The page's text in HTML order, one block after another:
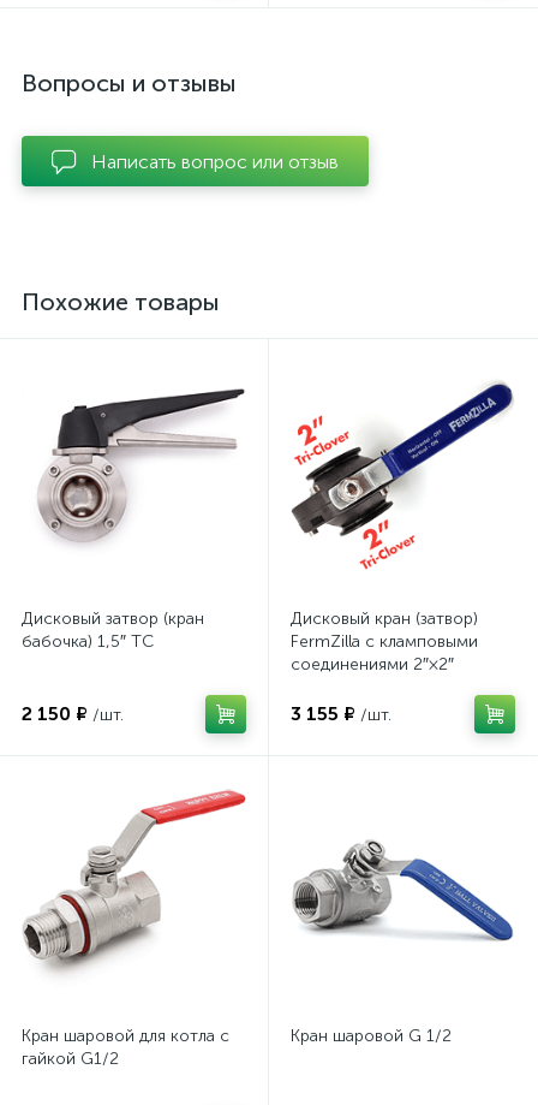
Вопросы и отзывы
Написать вопрос или отзыв
Похожие товары
Дисковый затвор (кран
бабочка) 1,5″ TC
2 150 ₽ /шт.
Дисковый кран (затвор)
FermZilla с кламповыми
соединениями 2″×2″
3 155 ₽ /шт.
Кран шаровой для котла с
гайкой G1/2
Кран шаровой G 1/2